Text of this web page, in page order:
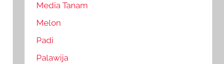
Media Tanam
Melon
Padi
Palawija